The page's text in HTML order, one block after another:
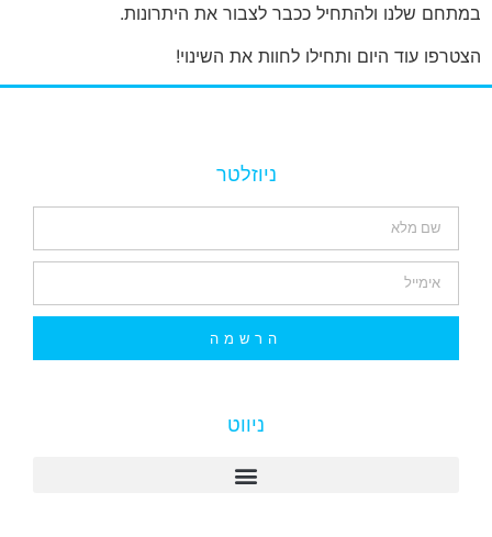
במתחם שלנו ולהתחיל ככבר לצבור את היתרונות.
הצטרפו עוד היום ותחילו לחוות את השינוי!
ניוזלטר
הרשמה
ניווט